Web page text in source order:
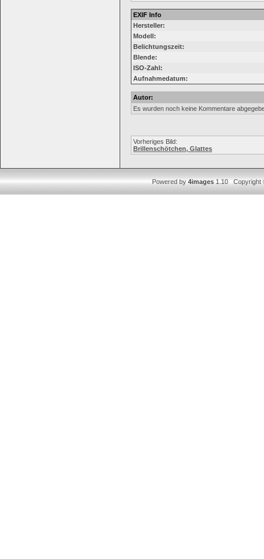
EXIF Info
Hersteller:
Modell:
Belichtungszeit:
Blende:
ISO-Zahl:
Aufnahmedatum:
Autor:
Es wurden noch keine Kommentare
Vorheriges Bild:
Brillenschötchen, Glattes
Powered by4images1.10 Copyright